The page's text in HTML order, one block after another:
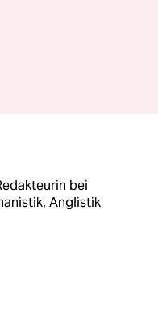
bei
Anglistik